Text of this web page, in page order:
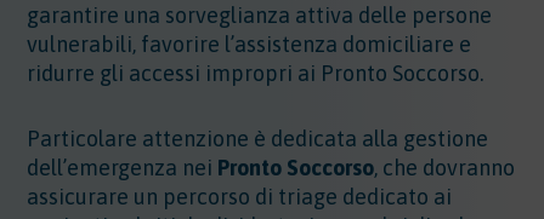
garantire una sorveglianza attiva delle persone
vulnerabili, favorire l’assistenza domiciliare e
ridurre gli accessi impropri ai Pronto Soccorso.
Particolare attenzione è dedicata alla gestione
dell’emergenza nei Pronto Soccorso, che dovranno
assicurare un percorso di triage dedicato ai